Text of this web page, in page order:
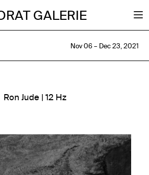
GALERIE
Nov 06 – Dec 23, 2021
Ron Jude | 12 Hz